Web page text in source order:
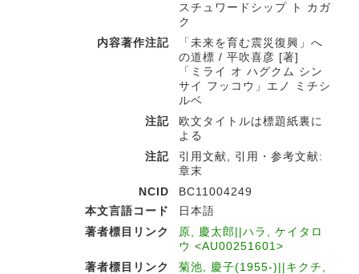
スチュワードシップ ト カガ
ク
内容著作注記
「未来を育む震災復興」へ
の道標 / 平吹喜彦 [著]
「ミライ オ ハグクム シン
サイ フッコウ」エノ ミチシ
ルベ
注記
欧文タイトルは標題紙裏に
よる
注記
引用文献, 引用・参考文献:
章末
NCID
BC11004249
本文言語コード
日本語
著者標目リンク
原, 慶太郎||ハラ, ケイタロ
ウ <AU00251601>
著者標目リンク
菊池, 慶子(1955-)||キクチ,